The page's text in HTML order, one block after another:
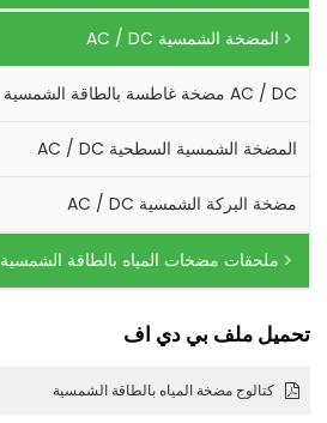
المضخة الشمسية AC / DC
AC / DC مضخة غاطسة بالطاقة الشمسية
المضخة الشمسية السطحية AC / DC
مضخة البركة الشمسية AC / DC
ملحقات مضخات المياه بالطاقة الشمسية
تحميل ملف بي دي اف
كتالوج مضخة المياه بالطاقة الشمسية